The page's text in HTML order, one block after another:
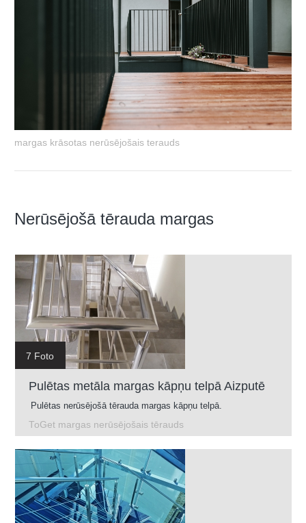
margas krāsotas nerūsējošais terauds
Nerūsējošā tērauda margas
7 Foto
Pulētas metāla margas kāpņu telpā Aizputē
Pulētas nerūsējošā tērauda margas kāpņu telpā.
ToGet margas nerūsējošais tērauds